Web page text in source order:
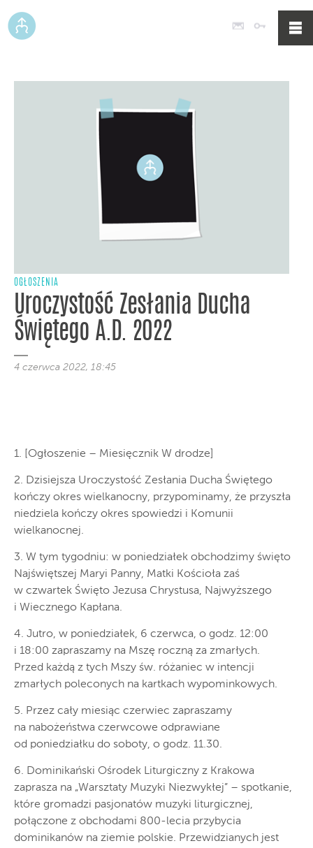
Poczta
OGŁOSZENIA
Uroczystość Zesłania Ducha
Świętego A.D. 2022
4 czerwca 2022, 18:45
1. [Ogłoszenie – Miesięcznik W drodze]
2. Dzisiejsza Uroczystość Zesłania Ducha Świętego
kończy okres wielkanocny, przypominamy, że przyszła
niedziela kończy okres spowiedzi i Komunii
wielkanocnej.
3. W tym tygodniu: w poniedziałek obchodzimy święto
Najświętszej Maryi Panny, Matki Kościoła zaś
w czwartek Święto Jezusa Chrystusa, Najwyższego
i Wiecznego Kapłana.
4. Jutro, w poniedziałek, 6 czerwca, o godz. 12:00
i 18:00 zapraszamy na Mszę roczną za zmarłych.
Przed każdą z tych Mszy św. różaniec w intencji
zmarłych poleconych na kartkach wypominkowych.
5. Przez cały miesiąc czerwiec zapraszamy
na nabożeństwa czerwcowe odprawiane
od poniedziałku do soboty, o godz. 11.30.
6. Dominikański Ośrodek Liturgiczny z Krakowa
zaprasza na „Warsztaty Muzyki Niezwykłej” – spotkanie,
które gromadzi pasjonatów muzyki liturgicznej,
połączone z obchodami 800-lecia przybycia
dominikanów na ziemie polskie. Przewidzianych jest